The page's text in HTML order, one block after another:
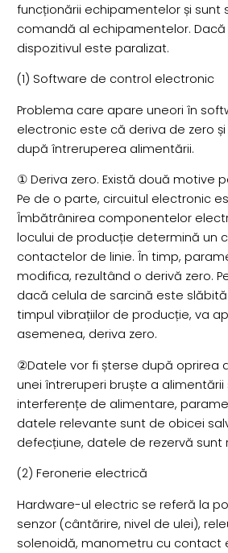
funcționării echipamentelor și sunt
comandă al echipamentelor.
dispozitivul este paralizat.
(1) Software de control electronic
Problema care apare uneori în
electronic este că deriva de zero
după întreruperea alimentării.
① Deriva zero. Există două motive
Pe de o parte, circuitul electronic
Îmbătrânirea componentelor
locului de producție determină un
contactelor de linie. În timp,
modifica, rezultând o derivă zero.
dacă celula de sarcină este
timpul vibrațiilor de producție, va
asemenea, deriva zero.
②Datele vor fi șterse după oprirea
unei întreruperi bruște a alimentării
interferențe de alimentare,
datele relevante sunt de obicei
defecțiune, datele de rezervă sunt
(2) Feronerie electrică
Hardware-ul electric se referă la
senzor (cântărire, nivel de ulei),
solenoidă, manometru cu contact